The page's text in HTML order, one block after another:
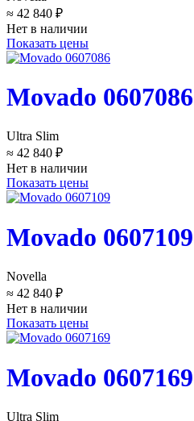
≈ 42 840 ₽
Нет в наличии
Показать цены
Movado 0607086
Ultra Slim
≈ 42 840 ₽
Нет в наличии
Показать цены
Movado 0607109
Novella
≈ 42 840 ₽
Нет в наличии
Показать цены
Movado 0607169
Ultra Slim